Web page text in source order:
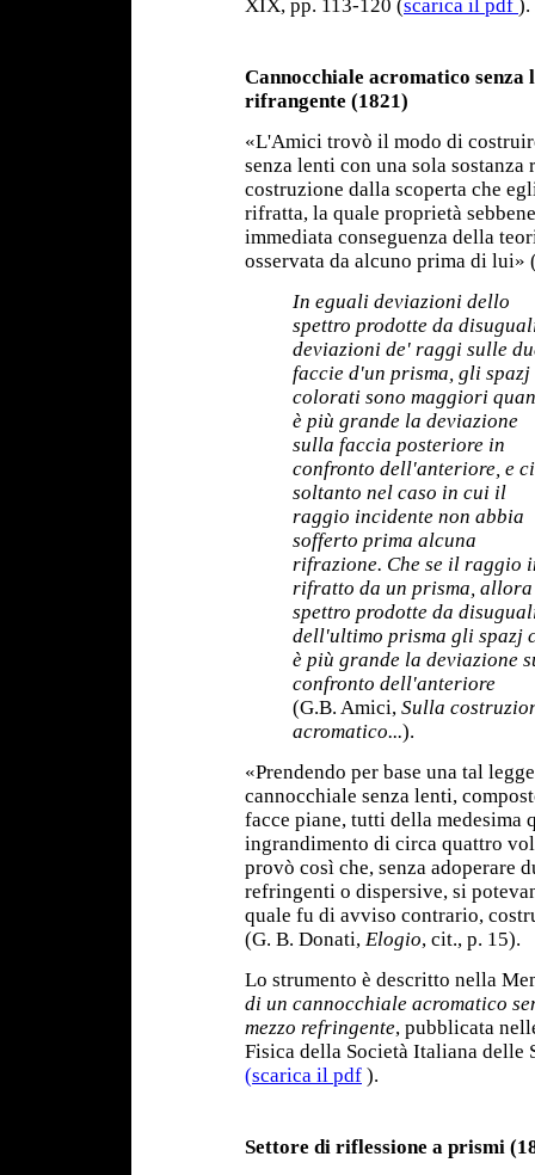
XIX, pp. 113-120 (scarica il pdf ).
Cannocchiale acromatico senza
rifrangente (1821)
«L'Amici trovò il modo di
senza lenti con una sola
costruzione dalla scoperta che
rifratta, la quale proprietà
immediata conseguenza della
osservata da alcuno prima di lui»
In eguali deviazioni dello
spettro prodotte da
deviazioni de' raggi sulle
faccie d'un prisma, gli spazj
colorati sono maggiori
è più grande la deviazione
sulla faccia posteriore in
confronto dell'anteriore, e
soltanto nel caso in cui il
raggio incidente non abbia
sofferto prima alcuna
rifrazione. Che se il raggio
rifratto da un prisma,
spettro prodotte da
dell'ultimo prisma gli spazj
è più grande la deviazione
confronto dell'anteriore
(G.B. Amici, Sulla
acromatico...).
«Prendendo per base una tal
cannocchiale senza lenti,
facce piane, tutti della medesima
ingrandimento di circa quattro
provò così che, senza adoperare
refringenti o dispersive, si
quale fu di avviso contrario,
(G. B. Donati, Elogio, cit., p. 15).
Lo strumento è descritto nella
di un cannocchiale acromatico
mezzo refringente, pubblicata
Fisica della Società Italiana delle
(scarica il pdf ).
Settore di riflessione a prismi